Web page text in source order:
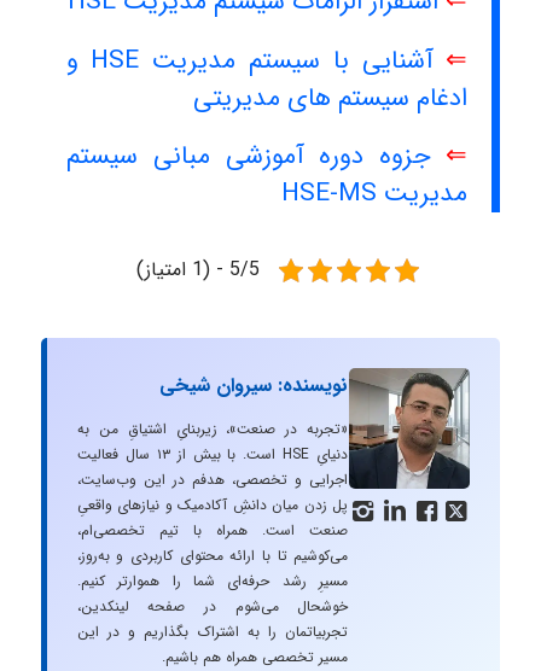
⇐
آشنایی با سیستم مدیریت HSE و
ادغام سیستم های مدیریتی
⇐جزوه دوره آموزشی مبانی سیستم
مدیریت HSE-MS
5/5 - (1 امتیاز)
   
نویسنده: سیروان شیخی
«تجربه در صنعت»، زیربنایِ اشتیاقِ من به
دنیایِ HSE است. با بیش از ۱۳ سال فعالیت
اجرایی و تخصصی، هدفم در این وب‌سایت،
پل زدن میان دانشِ آکادمیک و نیازهای واقعیِ
صنعت است. همراه با تیم تخصصی‌ام،
می‌کوشیم تا با ارائه محتوای کاربردی و به‌روز،
مسیرِ رشد حرفه‌ای شما را هموارتر کنیم.
خوشحال می‌شوم در صفحه لینکدین،
تجربیاتمان را به اشتراک بگذاریم و در این
مسیر تخصصی همراه هم باشیم.